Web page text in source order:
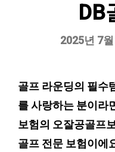
DB
2025년 7
골프 라운딩의 필수
를 사랑하는 분이라
보험의 오잘공골프
골프 전문 보험이에